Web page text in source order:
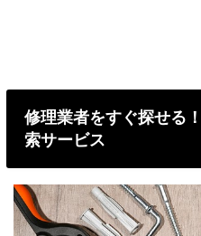
修理業者をすぐ探せる
索サービス